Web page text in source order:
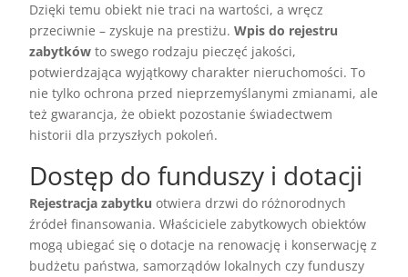
Dzięki temu obiekt nie traci na wartości, a wręcz
przeciwnie – zyskuje na prestiżu.Wpis do rejestru
zabytków to swego rodzaju pieczęć jakości,
potwierdzająca wyjątkowy charakter nieruchomości. To
nie tylko ochrona przed nieprzemyślanymi zmianami, ale
też gwarancja, że obiekt pozostanie świadectwem
historii dla przyszłych pokoleń.
Dostęp do funduszy i dotacji
Rejestracja zabytku otwiera drzwi do różnorodnych
źródeł finansowania. Właściciele zabytkowych obiektów
mogą ubiegać się o dotacje na renowację i konserwację z
budżetu państwa, samorządów lokalnych czy funduszy